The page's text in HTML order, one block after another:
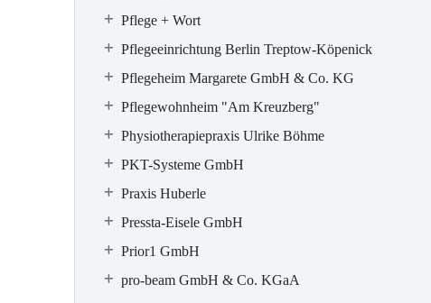
Pflege + Wort
Pflegeeinrichtung Berlin Treptow-Köpenick
Pflegeheim Margarete GmbH & Co. KG
Pflegewohnheim "Am Kreuzberg"
Physiotherapiepraxis Ulrike Böhme
PKT-Systeme GmbH
Praxis Huberle
Pressta-Eisele GmbH
Prior1 GmbH
pro-beam GmbH & Co. KGaA